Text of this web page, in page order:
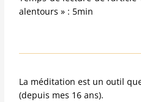
alentours » : 5min
La méditation est un outil
(depuis mes 16 ans).